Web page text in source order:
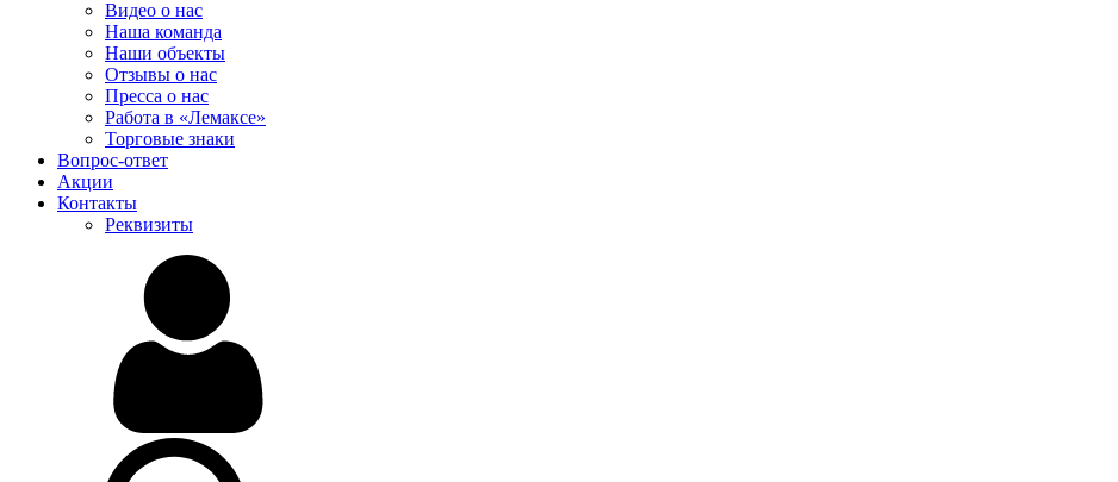
Видео о нас
Наша команда
Наши объекты
Отзывы о нас
Пресса о нас
Работа в «Лемаксе»
Торговые знаки
Вопрос-ответ
Акции
Контакты
Реквизиты